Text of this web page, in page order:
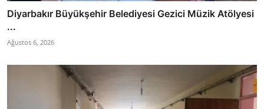
Diyarbakır Büyükşehir Belediyesi Gezici Müzik Atölyesi
...
Ağustos 6, 2026